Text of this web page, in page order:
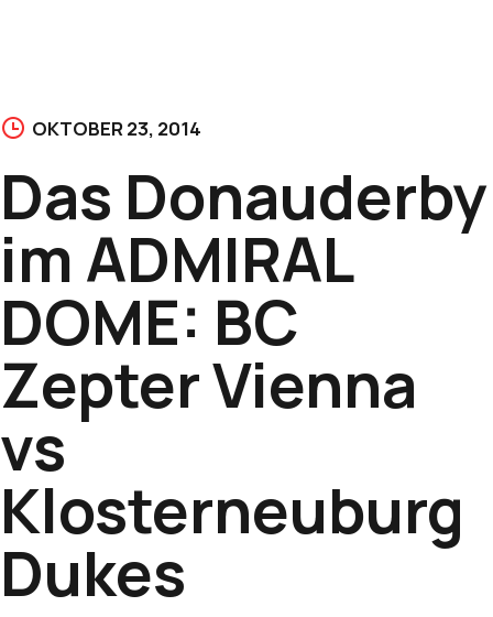
OKTOBER 23, 2014
Das Donauderby
im ADMIRAL
DOME: BC
Zepter Vienna
vs
Klosterneuburg
Dukes